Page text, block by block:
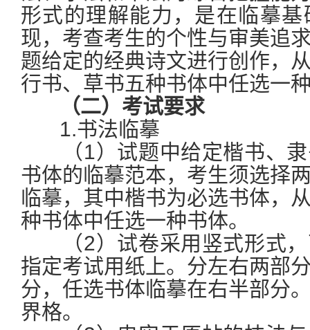
形式的理解能力，是在临摹
现，考查考生的个性与审美追
题给定的经典诗文进行创作，
行书、草书五种书体中任选一
（二）考试要求
1.书法临摹
（1）试题中给定楷书、隶
书体的临摹范本，考生须选择
临摹，其中楷书为必选书体，
种书体中任选一种书体。
（2）试卷采用竖式形式，
指定考试用纸上。分左右两部
分，任选书体临摹在右半部分
界格。